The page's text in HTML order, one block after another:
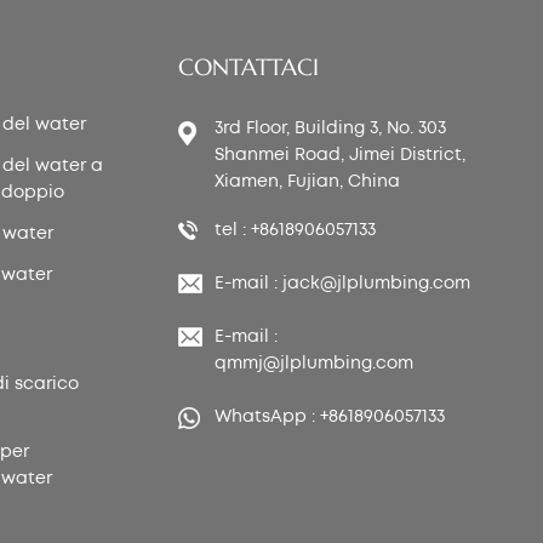
water
water a
water
scarico
CONTATTACI
3rd Floor, Building 3, No. 303
Shanmei Road, Jimei District,
Xiamen, Fujian, China
tel : +8618906057133
E-mail : jack@jlplumbing.com
E-mail :
qmmj@jlplumbing.com
WhatsApp : +8618906057133